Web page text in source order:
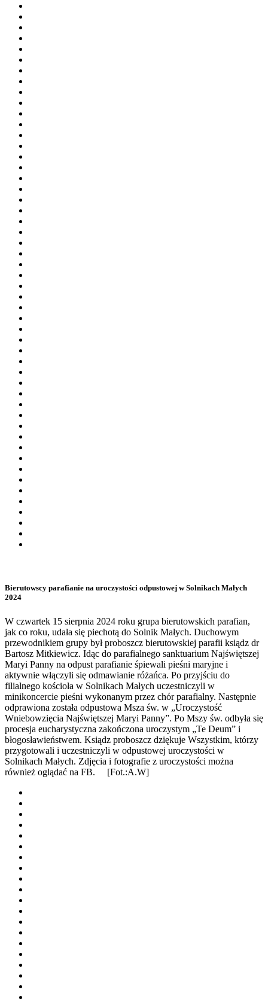
Bierutowscy parafianie na uroczystości odpustowej w Solnikach Małych
2024
W czwartek 15 sierpnia 2024 roku grupa bierutowskich parafian,
jak co roku, udała się piechotą do Solnik Małych. Duchowym
przewodnikiem grupy był proboszcz bierutowskiej parafii ksiądz dr
Bartosz Mitkiewicz. Idąc do parafialnego sanktuarium Najświętszej
Maryi Panny na odpust parafianie śpiewali pieśni maryjne i
aktywnie włączyli się odmawianie różańca. Po przyjściu do
filialnego kościoła w Solnikach Małych uczestniczyli w
minikoncercie pieśni wykonanym przez chór parafialny. Następnie
odprawiona została odpustowa Msza św. w „Uroczystość
Wniebowzięcia Najświętszej Maryi Panny”. Po Mszy św. odbyła się
procesja eucharystyczna zakończona uroczystym „Te Deum” i
błogosławieństwem. Ksiądz proboszcz dziękuje Wszystkim, którzy
przygotowali i uczestniczyli w odpustowej uroczystości w
Solnikach Małych. Zdjęcia i fotografie z uroczystości można
również oglądać na FB. [Fot.:A.W]